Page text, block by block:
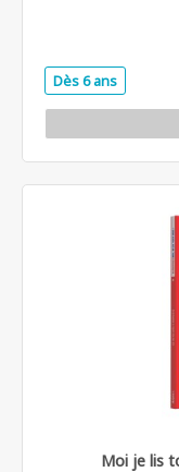
Dès 6 ans
Moi je lis